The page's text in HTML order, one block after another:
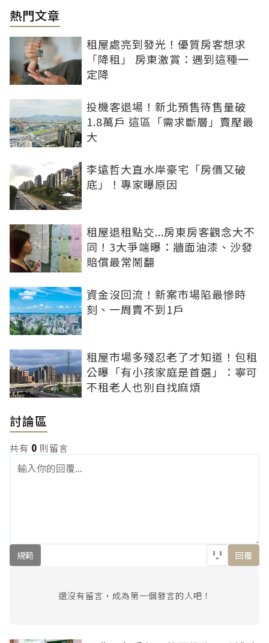
熱門文章
租屋處亮到發光！優質房客想求
「降租」 房東激賞：遇到這種一
定降
投機客退場！新北預售待售量破
1.8萬戶 這區「需求斷層」賣壓最
大
李遠哲大直水岸豪宅「房價又破
底」！專家曝原因
租屋退租點交...房東房客觀念大不
同！3大爭端曝：牆面油漆、沙發
賠償最常鬧翻
資金沒回流！新案市場陷最慘時
刻、一周賣不到1戶
租屋市場多殘忍老了才知道！包租
公曝「有小孩家庭是首選」：寧可
不租老人也別自找麻煩
討論區
共有 0 則留言
規範 回覆
還沒有留言，成為第一個發言的人吧！